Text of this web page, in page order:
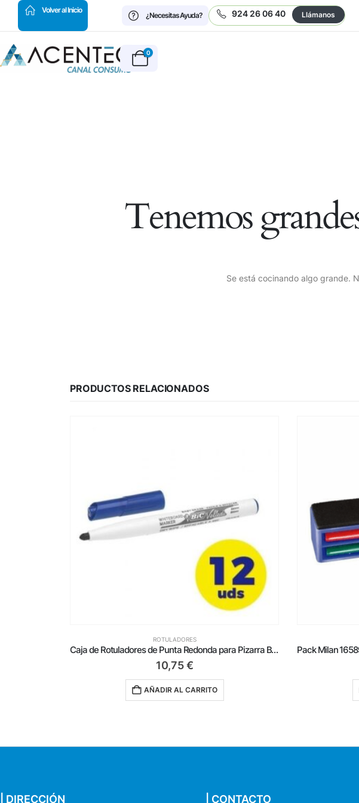
Volver al Inicio
¿Necesitas Ayuda?
924 26 06 40 Llámanos
0
Tenemos
Se está cocinando algo grande.
PRODUCTOS RELACIONADOS
ROTULADORES
Caja de Rotuladores de Punta Redonda para Pizarra Bic Velleda 9581701/ 2mm/ 12 unidades/ Azules
10,75€
AÑADIR AL CARRITO
| DIRECCIÓN | CONTACTO